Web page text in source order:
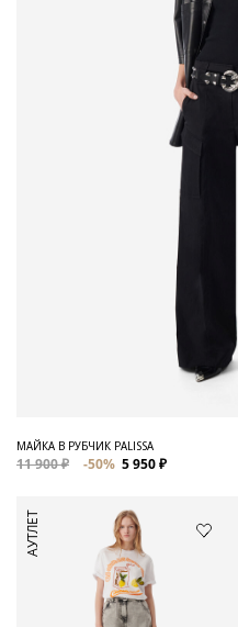
МАЙКА В РУБЧИК PALISSA
11 900 ₽ -50% 5 950 ₽
АУТЛЕТ